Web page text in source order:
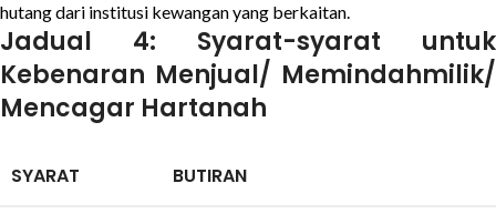
hutang dari institusi kewangan yang berkaitan.
Jadual 4: Syarat-syarat untuk
Kebenaran Menjual/ Memindahmilik/
Mencagar Hartanah
SYARAT BUTIRAN